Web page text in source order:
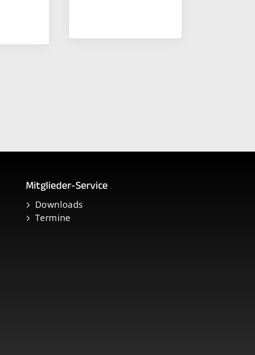
Mitglieder-Service
Downloads
Termine